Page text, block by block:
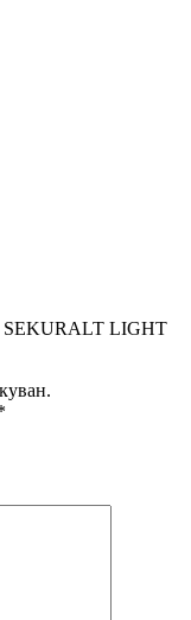
SEKURALT LIGHT